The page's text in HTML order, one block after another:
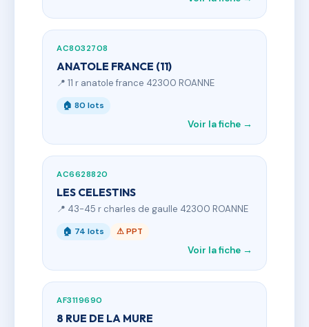
AC8032708
ANATOLE FRANCE (11)
📍 11 r anatole france 42300 ROANNE
🏠 80 lots
Voir la fiche →
AC6628820
LES CELESTINS
📍 43-45 r charles de gaulle 42300 ROANNE
🏠 74 lots ⚠ PPT
Voir la fiche →
AF3119690
8 RUE DE LA MURE